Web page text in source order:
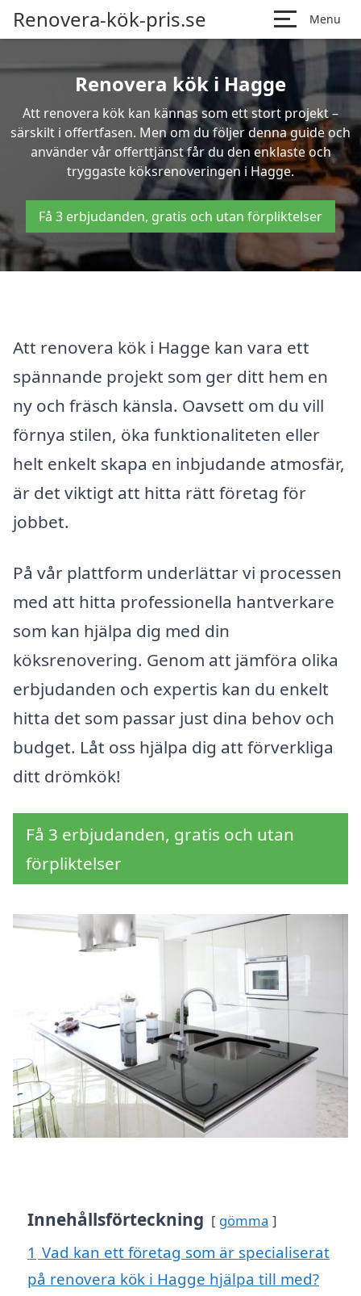
Renovera-kök-pris.se Menu
Renovera kök i Hagge
Att renovera kök kan kännas som ett stort projekt –
särskilt i offertfasen. Men om du följer denna guide och
använder vår offerttjänst får du den enklaste och
tryggaste köksrenoveringen i Hagge.
Få 3 erbjudanden, gratis och utan förpliktelser
Att renovera kök i Hagge kan vara ett
spännande projekt som ger ditt hem en
ny och fräsch känsla. Oavsett om du vill
förnya stilen, öka funktionaliteten eller
helt enkelt skapa en inbjudande atmosfär,
är det viktigt att hitta rätt företag för
jobbet.
På vår plattform underlättar vi processen
med att hitta professionella hantverkare
som kan hjälpa dig med din
köksrenovering. Genom att jämföra olika
erbjudanden och expertis kan du enkelt
hitta det som passar just dina behov och
budget. Låt oss hjälpa dig att förverkliga
ditt drömkök!
Få 3 erbjudanden, gratis och utan
förpliktelser
Innehållsförteckning gömma
1 Vad kan ett företag som är specialiserat
på renovera kök i Hagge hjälpa till med?